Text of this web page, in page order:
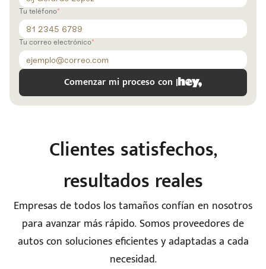
Tu teléfono
Tu correo electrónico
Comenzar mi proceso con |
Clientes satisfechos,
resultados reales
Empresas de todos los tamaños confían en nosotros
para avanzar más rápido. Somos proveedores de
autos con soluciones eficientes y adaptadas a cada
necesidad.